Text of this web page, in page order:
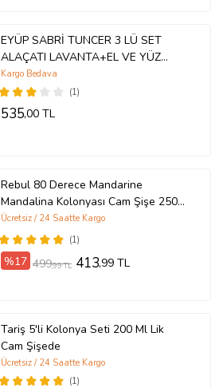
EYÜP SABRİ TUNCER 3 LÜ SET
ALAÇATI LAVANTA+EL VE YÜZ
HAVLUSU 30X50 CM
(1)
Kargo Bedava
535,00 TL
Rebul 80 Derece Mandarine
Mandalina Kolonyası Cam Şişe 250
ML
(1)
Ücretsiz / 24 Saatte Kargo
%17 499,99 TL 413,99 TL
Tariş 5'li Kolonya Seti 200 Ml Lik
Cam Şişede
(1)
Ücretsiz / 24 Saatte Kargo